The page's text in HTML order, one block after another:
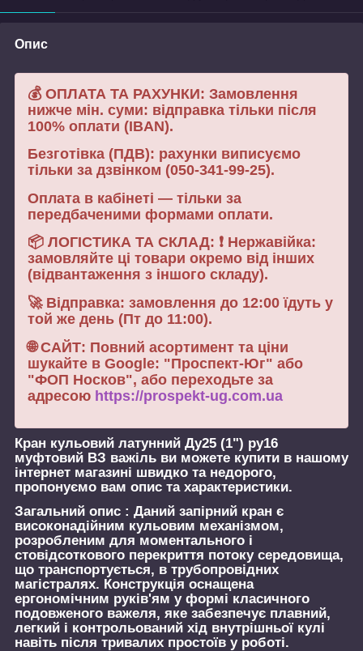
Опис
💰 ОПЛАТА ТА РАХУНКИ: Замовлення
нижче мін. суми: відправка тільки після
100% оплати (IBAN).
Безготівка (ПДВ): рахунки виписуємо
тільки за дзвінком (050-341-99-25).
Оплата в кабінеті — тільки за
передбаченими формами оплати.
📦 ЛОГІСТИКА ТА СКЛАД: ❗ Нержавійка:
замовляйте ці товари окремо від інших
(відвантаження з іншого складу).
🚀 Відправка: замовлення до 12:00 їдуть у
той же день (Пт до 11:00).
🌐 САЙТ: Повний асортимент та ціни
шукайте в Google: "Проспект-Юг" або
"ФОП Носков", або переходьте за
адресою https://prospekt-ug.com.ua
Кран кульовий латунний Ду25 (1") ру16
муфтовий ВЗ важіль ви можете купити в нашому
інтернет магазині швидко та недорого,
пропонуємо вам опис та характеристики.
Загальний опис : Даний запірний кран є
високонадійним кульовим механізмом,
розробленим для моментального і
стовідсоткового перекриття потоку середовища,
що транспортується, в трубопровідних
магістралях. Конструкція оснащена
ергономічним руків'ям у формі класичного
подовженого важеля, яке забезпечує плавний,
легкий і контрольований хід внутрішньої кулі
навіть після тривалих простоїв у роботі.